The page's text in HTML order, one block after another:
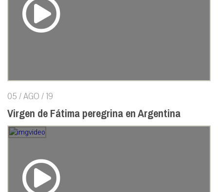
05 / AGO / 19
Virgen de Fátima peregrina en Argentina